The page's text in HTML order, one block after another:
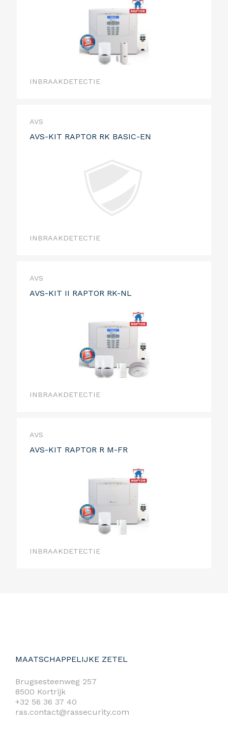
INBRAAKDETECTIE
AVS
AVS-KIT RAPTOR RK BASIC-EN
INBRAAKDETECTIE
AVS
AVS-KIT II RAPTOR RK-NL
INBRAAKDETECTIE
AVS
AVS-KIT RAPTOR R M-FR
INBRAAKDETECTIE
MAATSCHAPPELIJKE ZETEL
Brugsesteenweg 257
8500 Kortrijk
+32 56 36 37 40
ras.contact@rassecurity.com